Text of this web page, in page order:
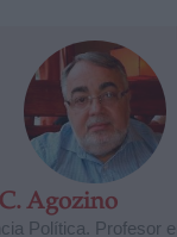
Agozino
Política. Profesor